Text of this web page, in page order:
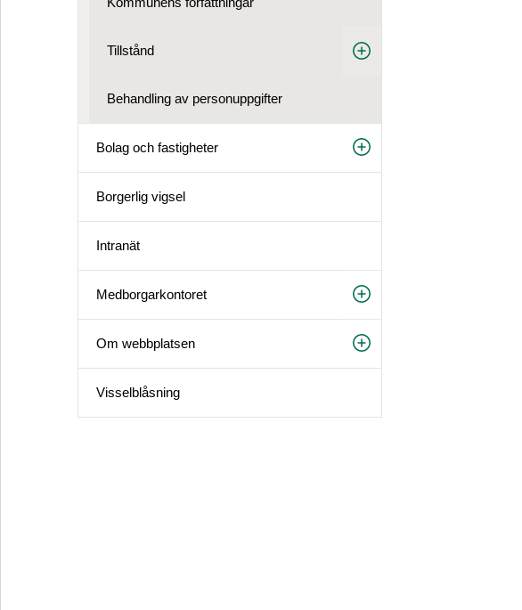
Tillstånd
Behandling av person­uppgifter
Bolag och fastigheter
Borgerlig vigsel
Intranät
Medborgarkontoret
Om webbplatsen
Visselblåsning